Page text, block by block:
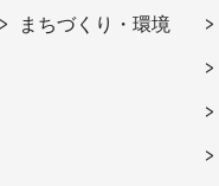
まちづくり・環境